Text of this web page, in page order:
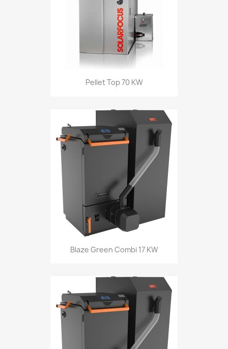
Pellet Top 70 KW
Blaze Green Combi 17 KW